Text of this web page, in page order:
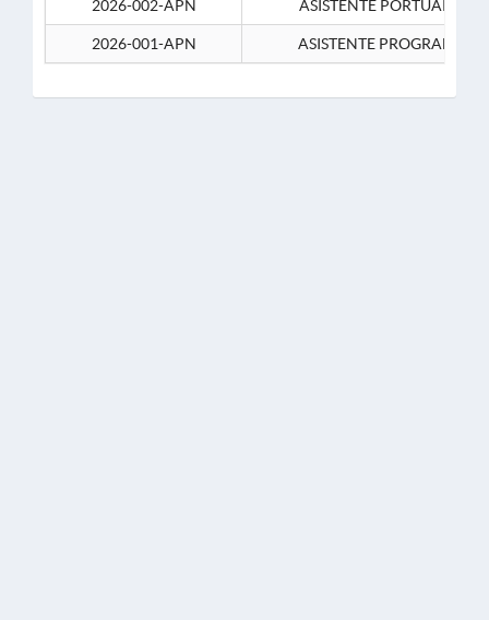
2026-002-APN
ASISTENTE PORTUARIO 2-
2026-001-APN ASISTENTE